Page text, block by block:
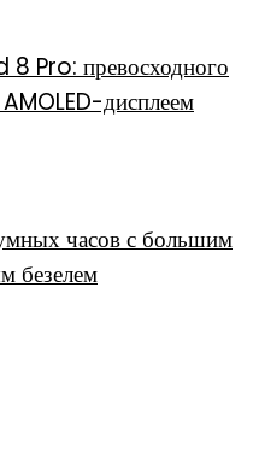
Pro: превосходного
дисплеем
часов с большим
безелем